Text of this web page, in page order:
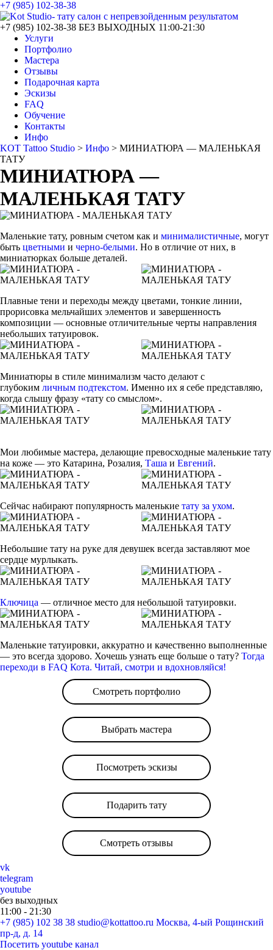
+7 (985) 102-38-38
+7 (985) 102-38-38 БЕЗ ВЫХОДНЫХ 11:00-21:30
Услуги
Портфолио
Мастера
Отзывы
Подарочная карта
Эскизы
FAQ
Обучение
Контакты
Инфо
KOT Tattoo Studio > Инфо > МИНИАТЮРА — МАЛЕНЬКАЯ
ТАТУ
МИНИАТЮРА —
МАЛЕНЬКАЯ ТАТУ
Маленькие тату, ровным счетом как и минималистичные, могут
быть цветными и черно-белыми. Но в отличие от них, в
миниатюрках больше деталей.
Плавные тени и переходы между цветами, тонкие линии,
прорисовка мельчайших элементов и завершенность
композиции — основные отличительные черты направления
небольших татуировок.
Миниатюры в стиле минимализм часто делают с
глубоким личным подтекстом. Именно их я себе представляю,
когда слышу фразу «тату со смыслом».
Мои любимые мастера, делающие превосходные маленькие тату
на коже — это Катарина, Розалия, Таша и Евгений.
Сейчас набирают популярность маленькие тату за ухом.
Небольшие тату на руке для девушек всегда заставляют мое
сердце мурлыкать.
Ключица — отличное место для небольшой татуировки.
Маленькие татуировки, аккуратно и качественно выполненные
— это всегда здорово. Хочешь узнать еще больше о тату? Тогда
переходи в FAQ Кота. Читай, смотри и вдохновляйся!
Смотреть портфолио
Выбрать мастера
Посмотреть эскизы
Подарить тату
Смотреть отзывы
vk
telegram
youtube
без выходных
11:00 - 21:30
+7 (985) 102 38 38 studio@kottattoo.ru Москва, 4-ый Рощинский
пр-д, д. 14
Посетить youtube канал